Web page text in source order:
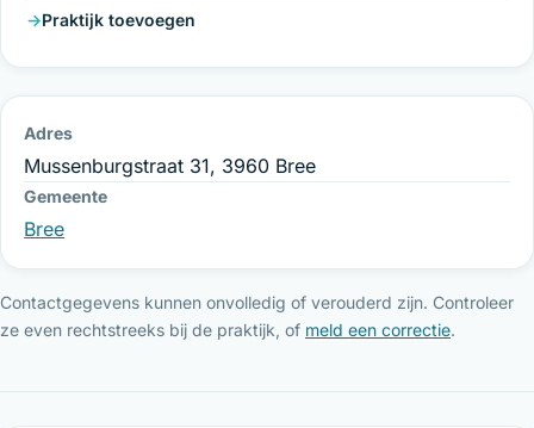
Praktijk toevoegen
Adres
Mussenburgstraat 31, 3960 Bree
Gemeente
Bree
Contactgegevens kunnen onvolledig of verouderd zijn. Controleer
ze even rechtstreeks bij de praktijk, of meld een correctie.